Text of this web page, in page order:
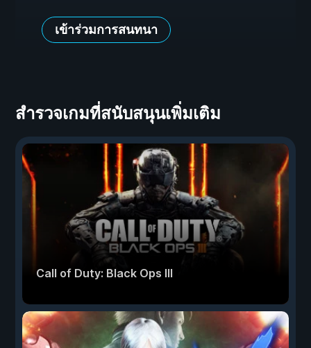
เข้าร่วมการสนทนา
สำรวจเกมที่สนับสนุนเพิ่มเติม
Call of Duty: Black Ops III